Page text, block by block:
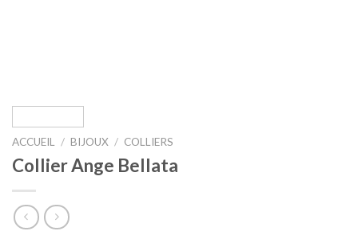
ACCUEIL / BIJOUX / COLLIERS
Collier Ange Bellata